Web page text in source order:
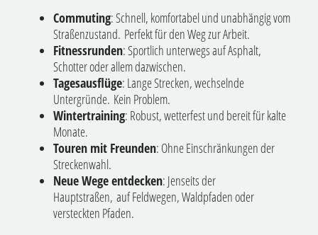
Commuting: Schnell, komfortabel und unabhängig vom
Straßenzustand. Perfekt für den Weg zur Arbeit.
Fitnessrunden: Sportlich unterwegs auf Asphalt,
Schotter oder allem dazwischen.
Tagesausflüge: Lange Strecken, wechselnde
Untergründe. Kein Problem.
Wintertraining: Robust, wetterfest und bereit für kalte
Monate.
Touren mit Freunden: Ohne Einschränkungen der
Streckenwahl.
Neue Wege entdecken: Jenseits der
Hauptstraßen, auf Feldwegen, Waldpfaden oder
versteckten Pfaden.